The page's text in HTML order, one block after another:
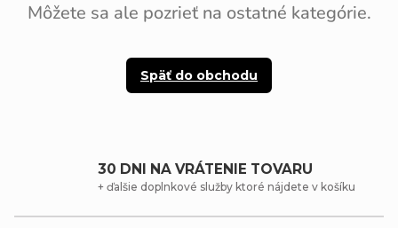
Môžete sa ale pozrieť na ostatné kategórie.
Späť do obchodu
30 DNI NA VRÁTENIE TOVARU
+ ďalšie doplnkové služby ktoré nájdete v košíku